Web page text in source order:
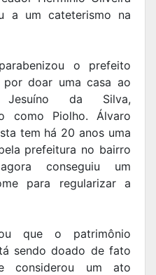
a um cateterismo na
o prefeito
por doar uma casa ao
Jesuíno da Silva,
como Piolho. Álvaro
tem há 20 anos uma
prefeitura no bairro
conseguiu um
para regularizar a
que o patrimônio
sendo doado de fato
considerou um ato